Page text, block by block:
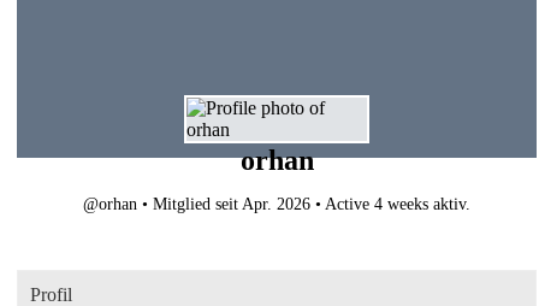
orhan
@orhan • Mitglied seit Apr. 2026• Active 4 weeks aktiv.
Profil